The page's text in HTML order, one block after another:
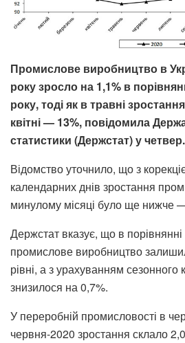
Промислове виробництво в
року зросло на 1,1% в
року, тоді як в травні
квітні — 13%, повідомила
статистики (Держстат) у четвер.
Відомство уточнило, що з
календарних днів зростання
минулому місяці було ще нижче
Держстат вказує, що в
промислове виробництво
рівні, а з урахуванням сезонного
знизилося на 0,7%.
У переробній промисловості в
червня-2020 зростання склало